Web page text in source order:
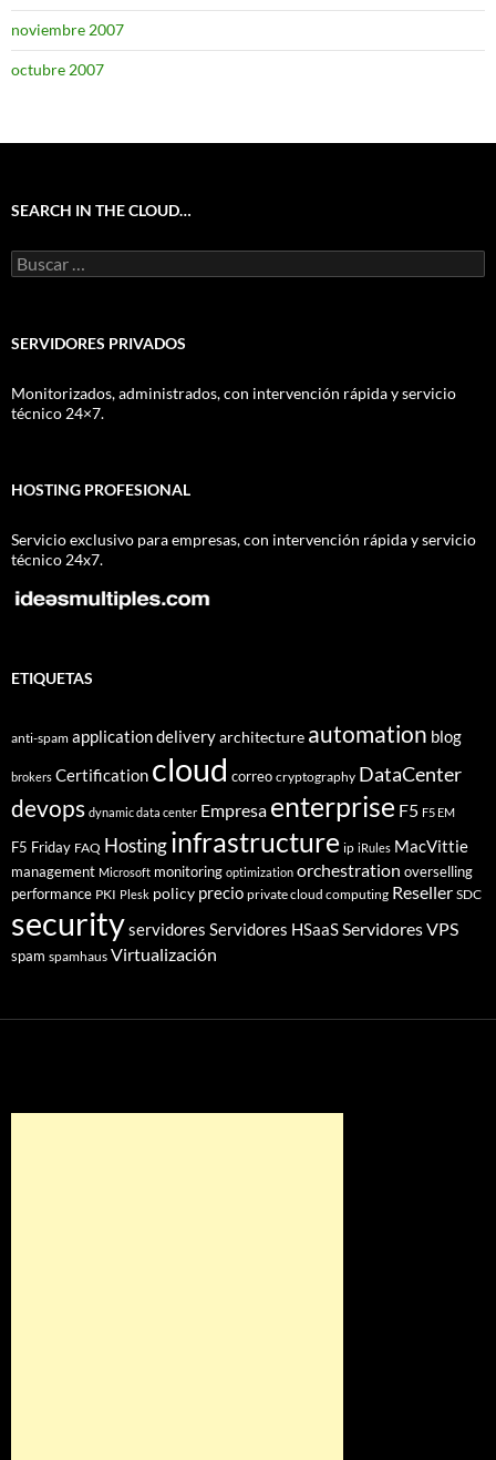
noviembre 2007
octubre 2007
SEARCH IN THE CLOUD…
Buscar:
SERVIDORES PRIVADOS
Monitorizados, administrados, con intervención rápida y servicio
técnico 24×7.
HOSTING PROFESIONAL
Servicio exclusivo para empresas, con intervención rápida y servicio
técnico 24x7.
ETIQUETAS
anti-spam application deliveryarchitecture automation blog
brokers Certification cloud correo cryptography DataCenter
devops dynamic data center Empresa enterprise F5 F5 EM
F5 Friday FAQ Hostinginfrastructure ip iRules MacVittie
management Microsoft monitoring optimization orchestration overselling
performance PKI Plesk policy precio private cloud computing Reseller SDC
securityservidores Servidores HSaaSServidores VPS
spam spamhaus Virtualización